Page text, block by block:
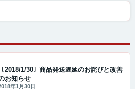
〔2018/1/30〕商品発送遅延のお詫びと改善
お知らせ
年1月30日